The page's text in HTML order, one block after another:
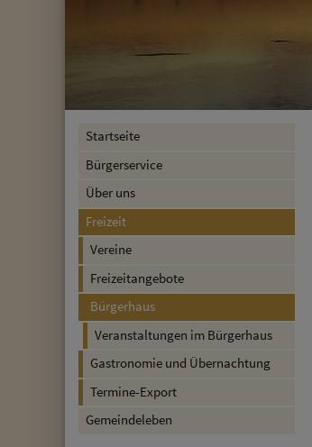
Startseite
Bürgerservice
Über uns
Freizeit
Vereine
Freizeitangebote
Bürgerhaus
Veranstaltungen im Bürgerhaus
Gastronomie und Übernachtung
Termine-Export
Gemeindeleben